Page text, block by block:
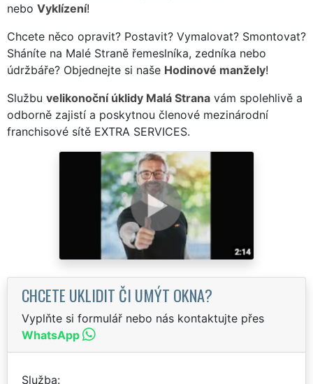
nebo Vyklízení!
Chcete něco opravit? Postavit? Vymalovat? Smontovat?
Sháníte na Malé Straně řemeslníka, zedníka nebo
údržbáře? Objednejte si naše Hodinové manžely!
Službu velikonoční úklidy Malá Strana vám spolehlivě a
odborně zajistí a poskytnou členové mezinárodní
franchisové sítě EXTRA SERVICES.
CHCETE UKLIDIT ČI UMÝT OKNA?
Vyplňte si formulář nebo nás kontaktujte přes
WhatsApp
Služba